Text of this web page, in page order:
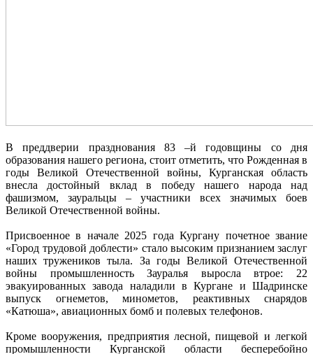
В преддверии празднования 83 –й годовщины со дня
образования нашего региона, стоит отметить, что Рожденная в
годы Великой Отечественной войны, Курганская область
внесла достойный вклад в победу нашего народа над
фашизмом, зауральцы – участники всех значимых боев
Великой Отечественной войны.
Присвоенное в начале 2025 года Кургану почетное звание
«Город трудовой доблести» стало высоким признанием заслуг
наших тружеников тыла. За годы Великой Отечественной
войны промышленность Зауралья выросла втрое: 22
эвакуированных завода наладили в Кургане и Шадринске
выпуск огнеметов, минометов, реактивных снарядов
«Катюша», авиационных бомб и полевых телефонов.
Кроме вооружения, предприятия лесной, пищевой и легкой
промышленности Курганской области бесперебойно